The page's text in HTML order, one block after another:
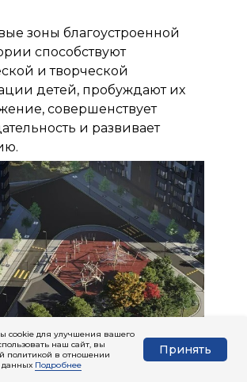
зоны благоустроенной
способствуют
и творческой
детей, пробуждают их
совершенствует
и развивает
cookie для улучшения вашего
наш сайт, вы
политикой в отношении
данных Подробнее
Принять